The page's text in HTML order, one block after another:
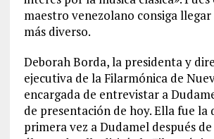
maestro venezolano consiga
más diverso.
Deborah Borda, la presidenta y
ejecutiva de la Filarmónica de
encargada de entrevistar a
de presentación de hoy. Ella fue la
primera vez a Dudamel después